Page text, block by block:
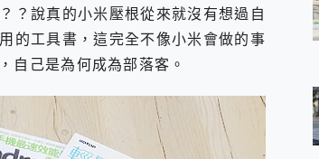
耳機，無感配戴! 超穩超服貼，音質、通話也很
攝影棚!
白 H1 Neo分子篩洗脫烘 AI 滾筒洗衣機
Nest Docking Station 掌機專屬擴充底座 開箱
、vivo X200 就是這麼好拍
一鍵去除人聲 人聲 音樂分離 2024 消除人聲推薦
AnyGo 魔物獵人 Now飛人 ios教學 不出門也可以
？說真的小米壓根從來就沒有想過自
的工具書，這完全不像小米會做的事
自己是為何成為部落客。